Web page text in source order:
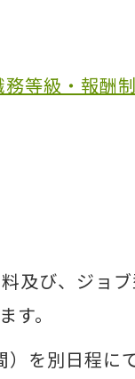
等級・報酬
及び、ジョ
。
を別日程